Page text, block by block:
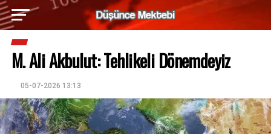
M. Ali Akbulut: Tehlikeli Dönemdeyiz
05-07-2026 13:13